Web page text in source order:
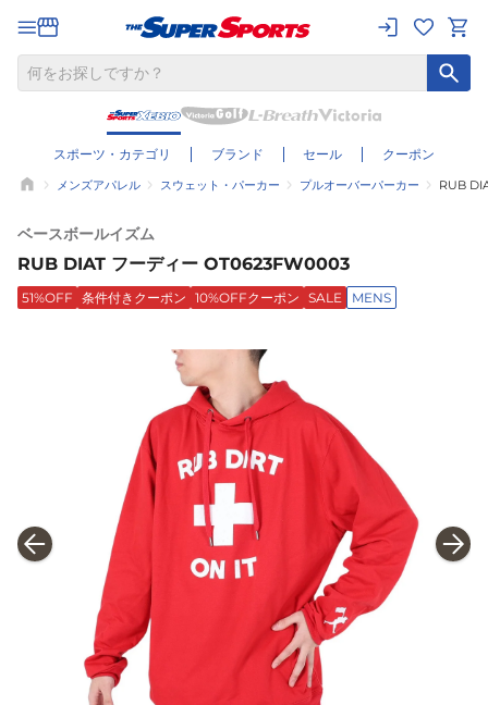
スポーツ・カテゴリ ブランド セール クーポン
メンズアパレル スウェット・パーカー プルオーバーパーカー RUB
ベースボールイズム
RUB DIAT フーディー OT0623FW0003
51%OFF 条件付きクーポン 10%OFFクーポン SALE MENS